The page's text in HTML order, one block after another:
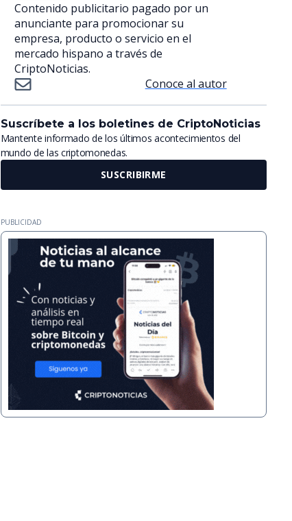
Contenido publicitario pagado por un
anunciante para promocionar su
empresa, producto o servicio en el
mercado hispano a través de
CriptoNoticias.
Conoce al autor
Suscríbete a los boletines de CriptoNoticias
Mantente informado de los últimos acontecimientos del
mundo de las criptomonedas.
SUSCRIBIRME
PUBLICIDAD